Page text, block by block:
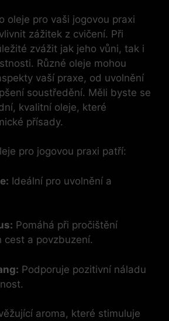
oleje pro vaši jogovou praxi
zážitek z cvičení. Při
zvážit jak jeho vůni, tak i
Různé oleje mohou
vaší praxe, od uvolnění
soustředění. Měli byste se
kvalitní oleje, které
přísady.
pro jogovou praxi patří:
Ideální pro uvolnění a
Pomáhá při pročištění
cest a povzbuzení.
Podporuje pozitivní náladu
aroma, které stimuluje